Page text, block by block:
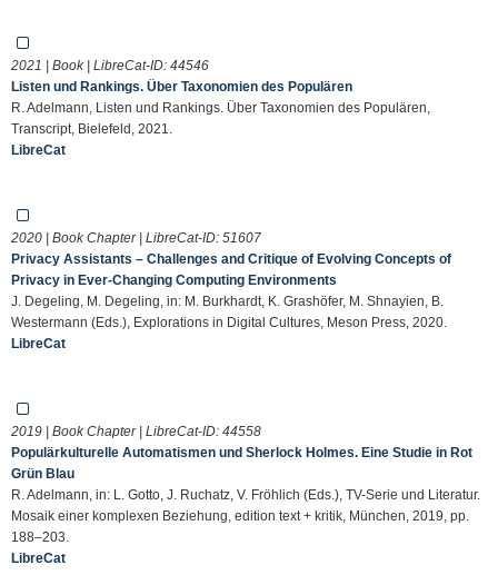
2021 | Book | LibreCat-ID: 44546
Listen und Rankings. Über Taxonomien des Populären
R. Adelmann, Listen und Rankings. Über Taxonomien des Populären,
Transcript, Bielefeld, 2021.
LibreCat
2020 | Book Chapter | LibreCat-ID: 51607
Privacy Assistants – Challenges and Critique of Evolving Concepts of
Privacy in Ever-Changing Computing Environments
J. Degeling, M. Degeling, in: M. Burkhardt, K. Grashöfer, M. Shnayien, B.
Westermann (Eds.), Explorations in Digital Cultures, Meson Press, 2020.
LibreCat
2019 | Book Chapter | LibreCat-ID: 44558
Populärkulturelle Automatismen und Sherlock Holmes. Eine Studie in Rot
Grün Blau
R. Adelmann, in: L. Gotto, J. Ruchatz, V. Fröhlich (Eds.), TV-Serie und Literatur.
Mosaik einer komplexen Beziehung, edition text + kritik, München, 2019, pp.
188–203.
LibreCat